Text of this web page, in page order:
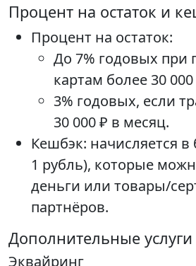
Процент на остаток и
Процент на остаток:
До 7% годовых при
картам более 30
3% годовых, если
30 000 ₽ в месяц.
Кешбэк: начисляется в
1 рубль), которые
деньги или товары/
партнёров.
Дополнительные услуги
Эквайринг